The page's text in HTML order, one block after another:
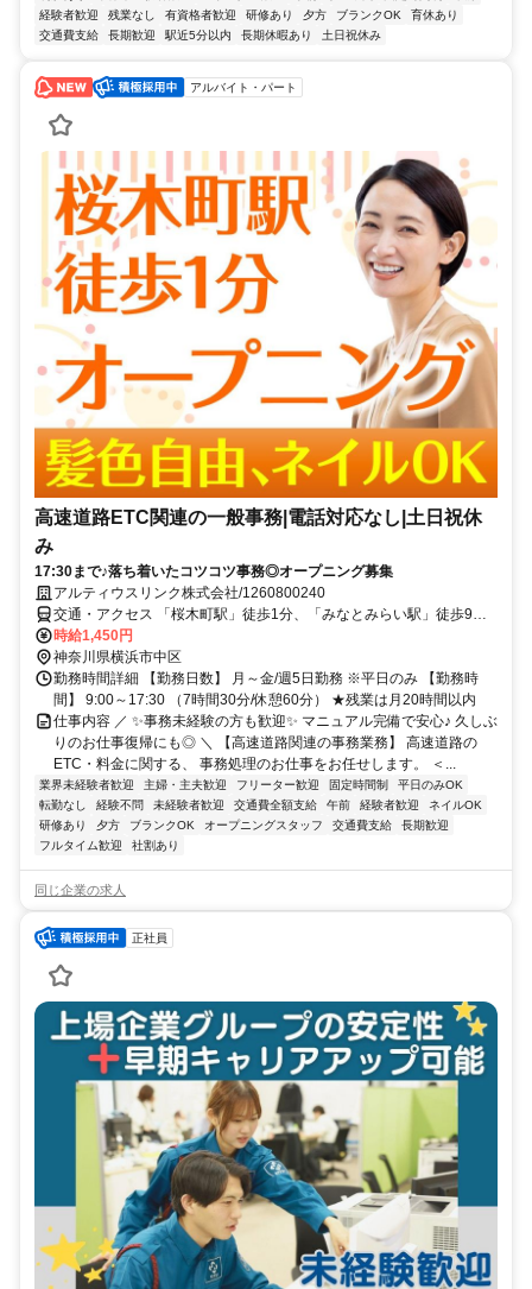
経験者歓迎
残業なし 有資格者歓迎 研修あり 夕方 ブランクOK
育休あり
交通費支給
長期歓迎 駅近5分以内 長期休暇あり 土日祝休み
アルバイト・パート
高速道路ETC関連の一般事務|電話対応なし|土日祝休
み
17:30まで♪落ち着いたコツコツ事務◎オープニング募集
アルティウスリンク株式会社/1260800240
交通・アクセス 「桜木町駅」徒歩1分、「みなとみらい駅」徒歩9分
★交通費実費支給※社内規定あり★
時給1,450円
神奈川県横浜市中区
勤務時間詳細 【勤務日数】 月～金/週5日勤務 ※平日のみ 【勤務時
間】 9:00～17:30 （7時間30分/休憩60分） ★残業は月20時間以内
仕事内容 ／ ✨事務未経験の方も歓迎✨ マニュアル完備で安心♪ 久しぶ
りのお仕事復帰にも◎ ＼ 【高速道路関連の事務業務】 高速道路の
ETC・料金に関する、 事務処理のお仕事をお任せします。 ＜...
業界未経験者歓迎 主婦・主夫歓迎 フリーター歓迎 固定時間制
平日のみOK
転勤なし
経験不問 未経験者歓迎 交通費全額支給 午前 経験者歓迎
ネイルOK
研修あり
夕方 ブランクOK オープニングスタッフ 交通費支給
長期歓迎
フルタイム歓迎
社割あり
同じ企業の求人
正社員